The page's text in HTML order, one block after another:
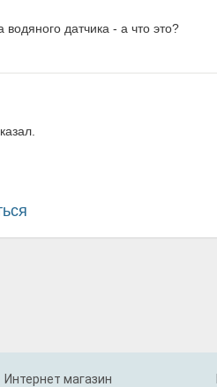
датчика - а что это?
Интернет магазин